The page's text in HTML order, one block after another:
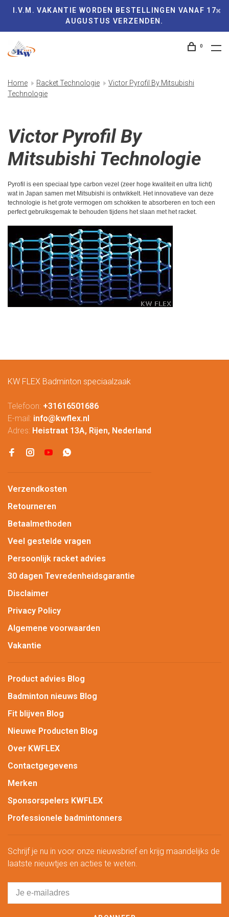
I.V.M. VAKANTIE WORDEN BESTELLINGEN VANAF 17
AUGUSTUS VERZENDEN.
0
Home Racket Technologie
Victor Pyrofil By Mitsubishi
Technologie
Victor Pyrofil By
Mitsubishi Technologie
Pyrofil is een speciaal type carbon vezel (zeer hoge kwaliteit en ultra licht)
wat in Japan samen met Mitsubishi is ontwikkelt. Het innovatieve van deze
technologie is het grote vermogen om schokken te absorberen en toch een
perfect gebruiksgemak te behouden tijdens het slaan met het racket.
KW FLEX Badminton speciaalzaak
Telefoon: +31616501686
E-mail: info@kwflex.nl
Adres: Heistraat 13A, Rijen, Nederland
Verzendkosten
Retourneren
Betaalmethoden
Veel gestelde vragen
Persoonlijk racket advies
30 dagen Tevredenheidsgarantie
Disclaimer
Privacy Policy
Algemene voorwaarden
Vakantie
Product advies Blog
Badminton nieuws Blog
Fit blijven Blog
Nieuwe Producten Blog
Over KWFLEX
Contactgegevens
Merken
Sponsorspelers KWFLEX
Professionele badmintonners
Schrijf je nu in voor onze nieuwsbrief en krijg maandelijks de
laatste nieuwtjes en acties te weten.